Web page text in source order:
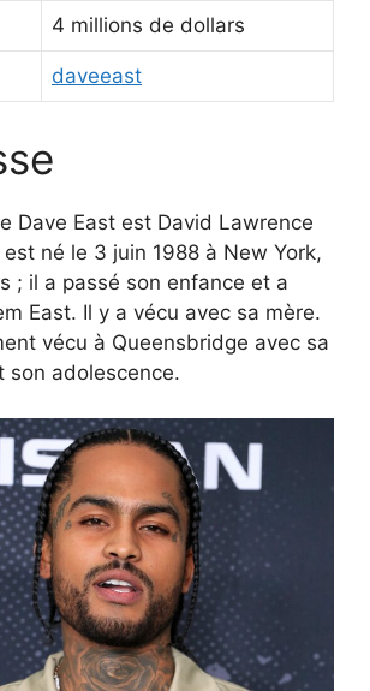
4 millions de dollars
daveeast
Dave East est David Lawrence
né le 3 juin 1988 à New York,
; il a passé son enfance et a
East. Il y a vécu avec sa mère.
vécu à Queensbridge avec sa
son adolescence.